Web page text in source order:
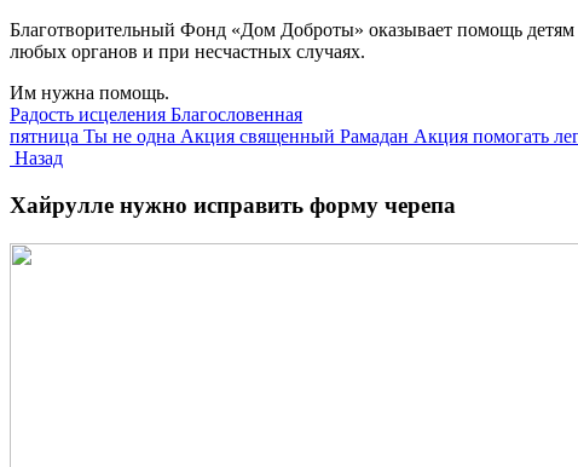
Благотворительный Фонд «Дом Доброты» оказывает помощь детям
любых органов и при несчастных случаях.
Им нужна помощь.
Радость исцеления Благословенная
пятница Ты не одна Акция священный Рамадан Акция помогать
Назад
Хайрулле нужно исправить форму черепа